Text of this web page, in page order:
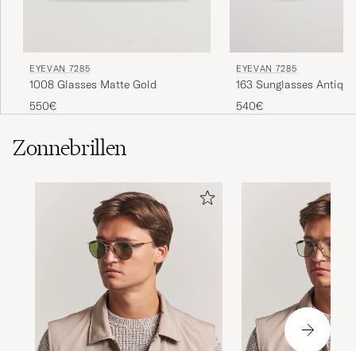
EYEVAN 7285
1008 Glasses Matte Gold
550€
EYEVAN 7285
163 Sunglasses
540€
Zonnebrillen